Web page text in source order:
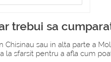
trebui sa
Chisinau sau in alta parte a
la sfarsit pentru a afla cum